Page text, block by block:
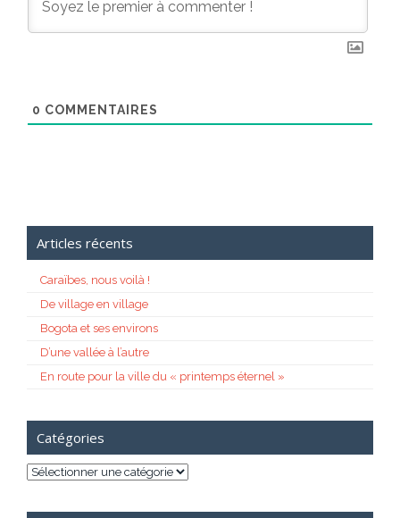
0 COMMENTAIRES
Articles récents
Caraïbes, nous voilà !
De village en village
Bogota et ses environs
D’une vallée à l’autre
En route pour la ville du « printemps éternel »
Catégories
Catégories